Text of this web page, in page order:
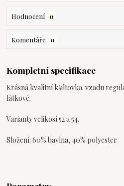
Hodnocení 0
Komentáře 0
Kompletní specifikace
Krásná kvalitní kšiltovka. vzadu
látkové.
Varianty velikosí 52 a 54.
Složení: 60% bavlna, 40% polyester